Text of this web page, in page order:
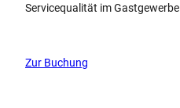
Servicequalität im Gastgewerbe
Zur Buchung